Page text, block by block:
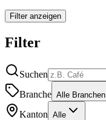
Filter anzeigen
Filter
Suchen
Branche Alle Branchen
Kanton Alle